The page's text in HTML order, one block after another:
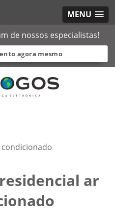
MENU
de nossos especialistas!
agora mesmo
ar